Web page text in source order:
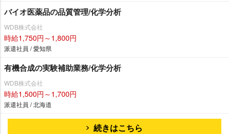
バイオ医薬品の品質管理/化学分析
WDB株式会社
時給1,750円～1,800円
派遣社員 / 愛知県
有機合成の実験補助業務/化学分析
WDB株式会社
時給1,500円～1,700円
派遣社員 / 北海道
続きはこちら